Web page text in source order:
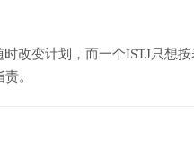
时改变计划，而一个ISTJ只想
。